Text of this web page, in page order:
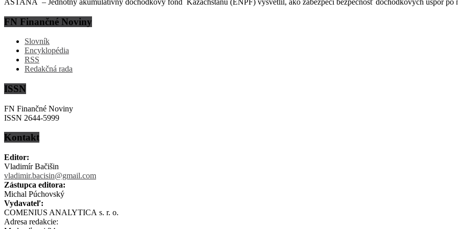
FN Finančné Noviny
Slovník
Encyklopédia
RSS
Redakčná rada
ISSN
FN Finančné Noviny
ISSN 2644-5999
Kontakt
Editor:
Vladimír Bačišin
vladimir.bacisin@gmail.com
Zástupca editora:
Michal Púchovský
Vydavateľ:
COMENIUS ANALYTICA s. r. o.
Adresa redakcie: